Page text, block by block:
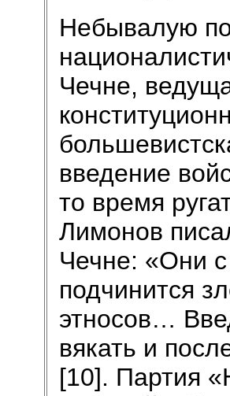
Небывалую
Чечне,
введение
то время
Лимонов
Чечне: «Они
подчинится
этносов…
вякать и
[10]. Партия